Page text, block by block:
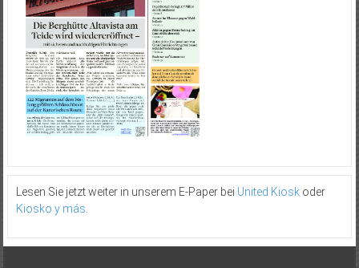
Lesen Sie jetzt weiter in unserem E-Paper bei United Kioskoder
Kiosko y más.